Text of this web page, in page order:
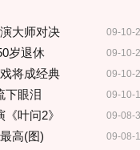
09-10-
大师对决
09-10-
岁退休
09-10-
将成经典
09-10-
下眼泪
09-08-
叶问2》
09-08-
高(图)